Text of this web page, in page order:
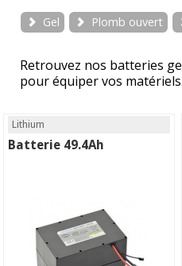
Gel Plomb ouvert
Retrouvez nos batteries
pour équiper vos matériels.
Lithium
Batterie 49.4Ah